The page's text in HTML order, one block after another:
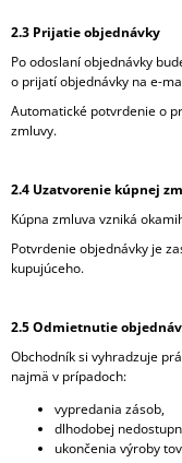
2.3 Prijatie objednávky
Po odoslaní objednávky
o prijatí objednávky na e-
Automatické potvrdenie o
zmluvy.
2.4 Uzatvorenie kúpnej
Kúpna zmluva vzniká
Potvrdenie objednávky je
kupujúceho.
2.5 Odmietnutie
Obchodník si vyhradzuje
najmä v prípadoch:
vypredania zásob,
dlhodobej
ukončenia výroby